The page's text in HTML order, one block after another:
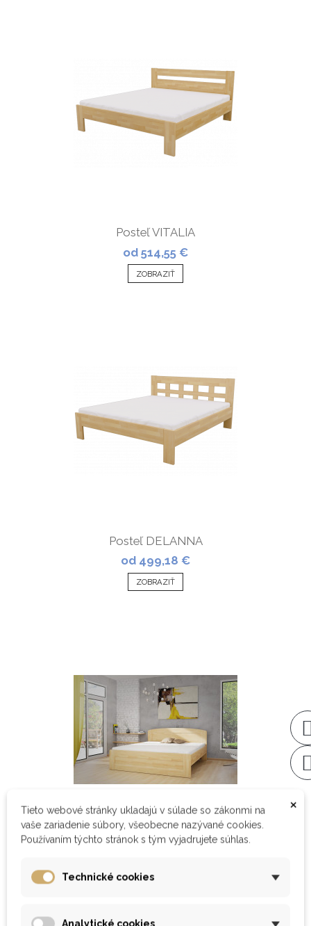
Posteľ VITALIA
od 514,55 €
ZOBRAZIŤ
Posteľ DELANNA
od 499,18 €
ZOBRAZIŤ
Posteľ DONA
×
Tieto webové stránky ukladajú v súlade so zákonmi na
vaše zariadenie súbory, všeobecne nazývané cookies.
Používaním týchto stránok s tým vyjadrujete súhlas.
Technické cookies
Analytické cookies